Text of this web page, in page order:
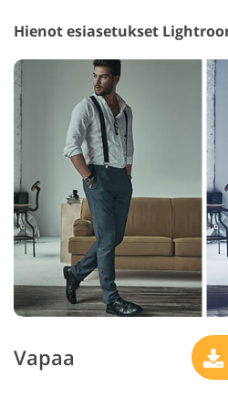
Hienot esiasetukset
Vapaa